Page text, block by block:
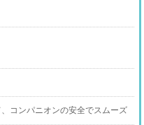
コンパニオンの安全でスムーズ